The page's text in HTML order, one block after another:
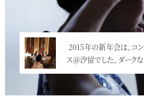
2015年の新年会は、コン
ス＠汐留でした。ダー